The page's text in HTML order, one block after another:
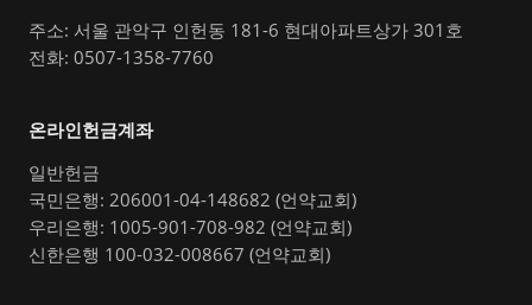
주소: 서울 관악구 인헌동 181-6 현대아파트상가 301호
전화: 0507-1358-7760
온라인헌금계좌
일반헌금
국민은행: 206001-04-148682 (언약교회)
우리은행: 1005-901-708-982 (언약교회)
신한은행 100-032-008667 (언약교회)